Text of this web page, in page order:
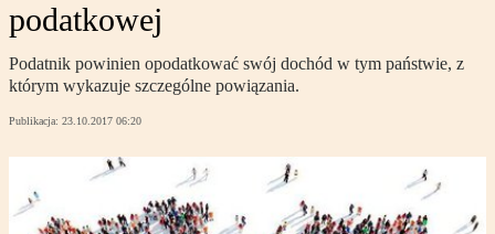
podatkowej
Podatnik powinien opodatkować swój dochód w tym państwie, z
którym wykazuje szczególne powiązania.
Publikacja: 23.10.2017 06:20